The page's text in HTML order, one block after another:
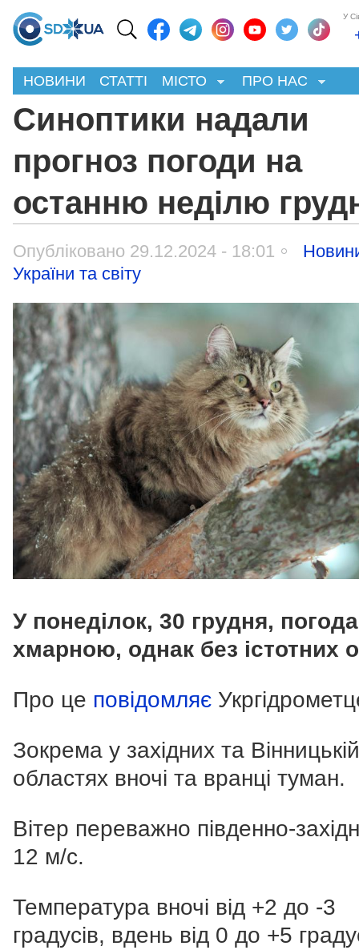
У
НОВИНИ СТАТТІ МІСТО ПРО НАС
Синоптики надали
прогноз погоди на
останню неділю
Опубліковано 29.12.2024 - 18:01
України та світу
У понеділок, 30 грудня,
хмарною, однак без істотних
Про це повідомляє
Зокрема у західних та Вінницькій
областях вночі та вранці туман.
Вітер переважно південно-
12 м/с.
Температура вночі від +2 до -3
градусів, вдень від 0 до +5